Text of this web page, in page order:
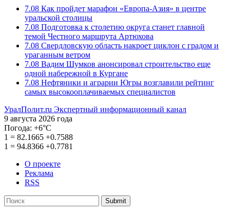
7.08 Как пройдет марафон «Европа-Азия» в центре
уральской столицы
7.08 Подготовка к столетию округа станет главной
темой Честного маршрута Артюхова
7.08 Свердловскую область накроет циклон с градом и
ураганным ветром
7.08 Вадим Шумков анонсировал строительство еще
одной набережной в Кургане
7.08 Нефтяники и аграрии Югры возглавили рейтинг
самых высокооплачиваемых специалистов
УралПолит.ru Экспертный информационный канал
9 августа 2026 года
Погода: +6°С
1 = 82.1665 +0.7588
1 = 94.8366 +0.7781
О проекте
Реклама
RSS
Submit